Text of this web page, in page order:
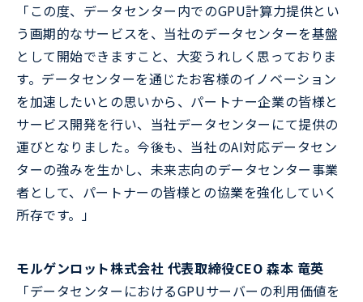
「この度、データセンター内でのGPU計算力提供とい
う画期的なサービスを、当社のデータセンターを基盤
として開始できますこと、大変うれしく思っておりま
す。データセンターを通じたお客様のイノベーション
を加速したいとの思いから、パートナー企業の皆様と
サービス開発を行い、当社データセンターにて提供の
運びとなりました。今後も、当社のAI対応データセン
ターの強みを生かし、未来志向のデータセンター事業
者として、パートナーの皆様との協業を強化していく
所存です。」
モルゲンロット株式会社 代表取締役CEO 森本 竜英
「データセンターにおけるGPUサーバーの利用価値を